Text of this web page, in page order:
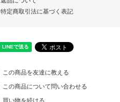
特定商取引法に基づく表記
この商品を友達に教える
この商品について問い合わせる
買い物を続ける